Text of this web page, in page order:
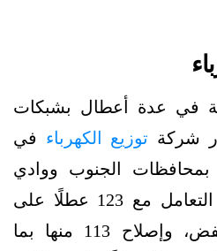
في عدة أعطال بشبكات
شركة توزيع الكهرباء في
الجنوب ووادي
الأردن والشرقية، في التعامل مع 123 عطلًا على
شبكات الضغط المنخفض، وإصلاح 113 منها بما